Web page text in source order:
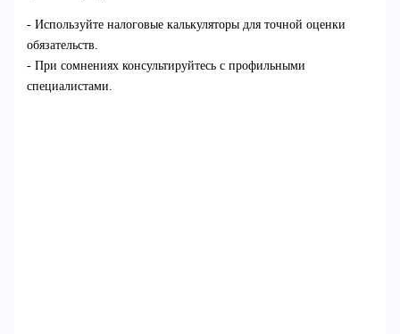
- Используйте налоговые калькуляторы для точной оценки
обязательств.
- При сомнениях консультируйтесь с профильными
специалистами.